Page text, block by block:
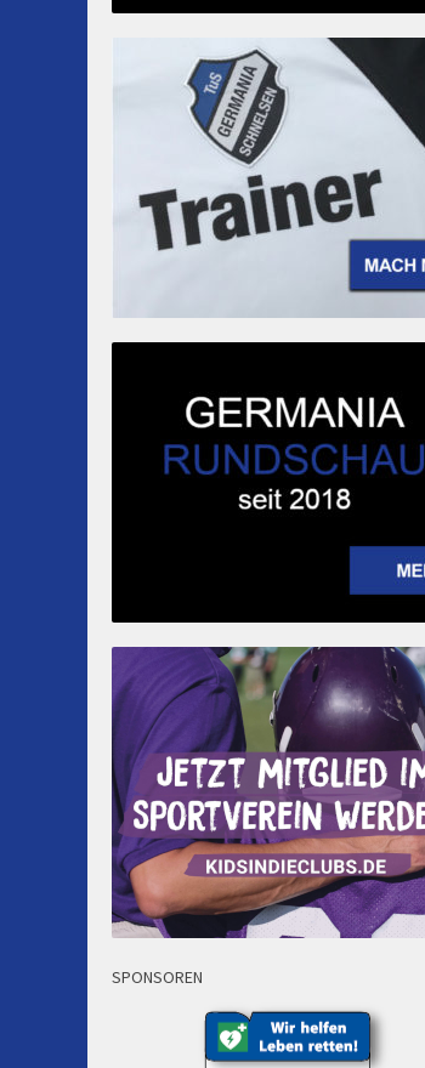
SPONSOREN